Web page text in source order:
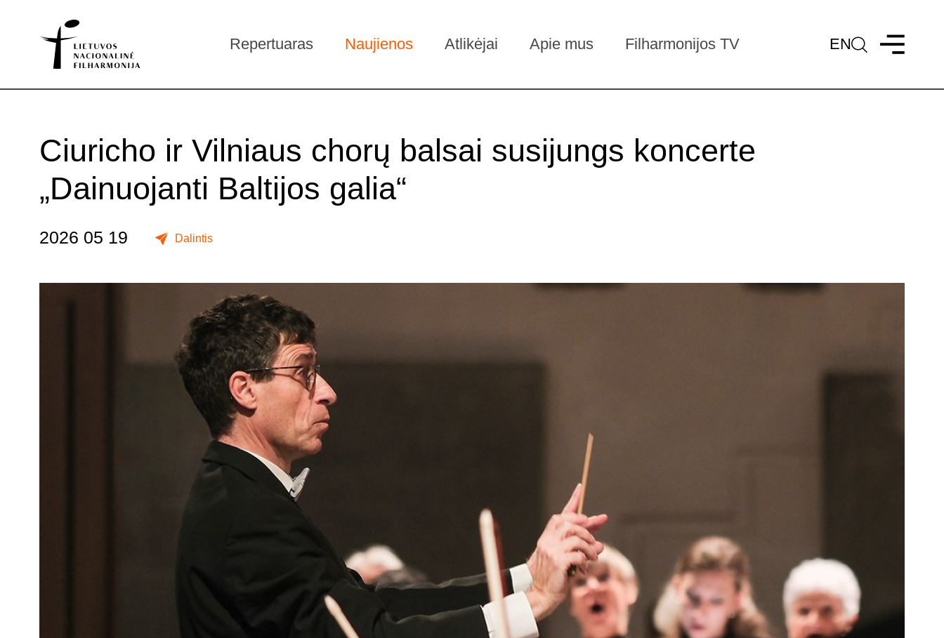
Repertuaras Naujienos Atlikėjai Apie mus Filharmonijos TV EN
Ciuricho ir Vilniaus chorų balsai susijungs koncerte
„Dainuojanti Baltijos galia“
2026 05 19 Dalintis